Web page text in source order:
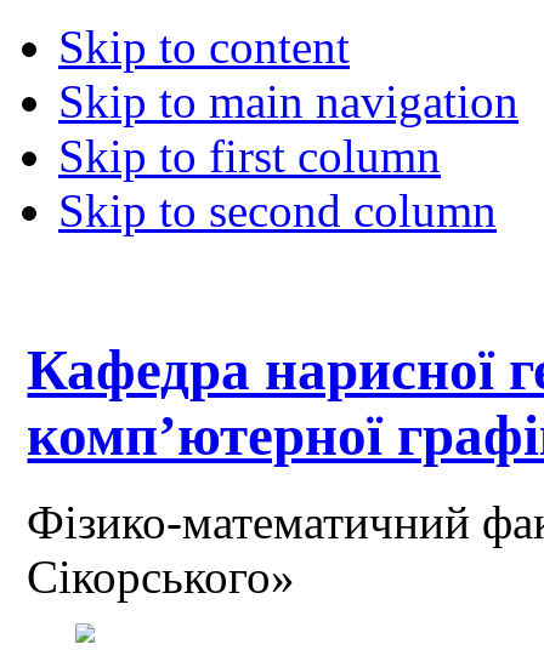
Skip to content
Skip to main navigation
Skip to first column
Skip to second column
Кафедра нарисної
комп’ютерної
Фізико-математичний
Сікорського»